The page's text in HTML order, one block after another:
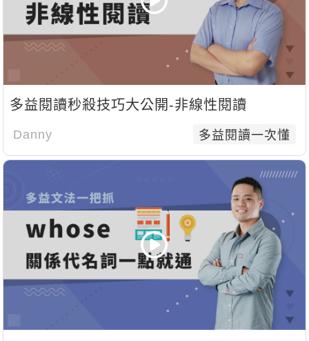
TOEIC 多益課程
IELTS 雅思課程
GEPT 全民英檢課程
TOEFL 托福課程
能力養成
自然發音
情境閱讀
英文文法技巧
英文寫作
TED Talks
CNN聽力強化
主題課程
ECAM
韓語
外語即時通
一對一家教
企業訓練
點讀筆教材
數位學習教材
多益秒學堂
影音學英文
英文能力測驗
學習分享
學員故事
學員讚出來
企業服務
Recruiting
多益閱讀秒殺技巧大公開-非線性閱讀
Danny 多益閱讀一次懂